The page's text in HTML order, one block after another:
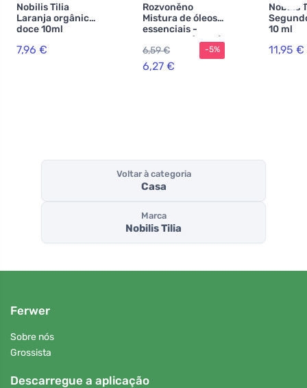
Nobilis Tilia
Laranja orgânica,
doce 10ml
7,96 €
Rozvoněno
Mistura de óleos
essenciais -
Despertar (10 ml)
- com limão,
laranja e rosa de
palma
6,59 €
6,27 €
-5%
Nobilis
10 ml
11,95 €
Voltar à categoria
Casa
Marca
Nobilis Tilia
Ferwer
Sobre nós
Grossista
Descarregue a aplicação